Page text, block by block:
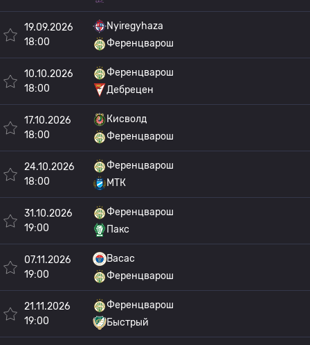
19.09.2026
18:00
Nyiregyhaza
Ференцварош
10.10.2026
18:00
Ференцварош
Дебрецен
17.10.2026
18:00
Кисволд
Ференцварош
24.10.2026
18:00
Ференцварош
МТК
31.10.2026
19:00
Ференцварош
Пакс
07.11.2026
19:00
Васас
Ференцварош
21.11.2026
19:00
Ференцварош
Быстрый